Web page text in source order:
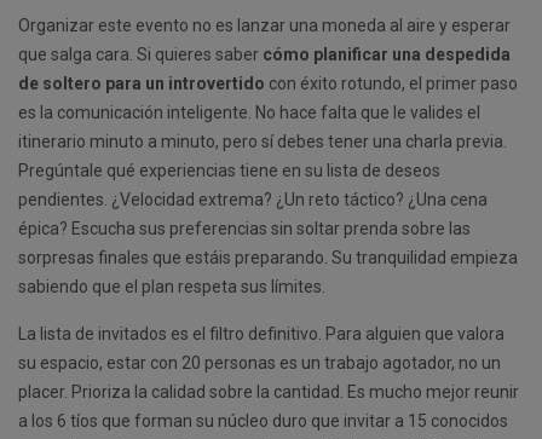
Organizar este evento no es lanzar una moneda al aire y esperar
que salga cara. Si quieres saber cómo planificar una despedida
de soltero para un introvertido con éxito rotundo, el primer paso
es la comunicación inteligente. No hace falta que le valides el
itinerario minuto a minuto, pero sí debes tener una charla previa.
Pregúntale qué experiencias tiene en su lista de deseos
pendientes. ¿Velocidad extrema? ¿Un reto táctico? ¿Una cena
épica? Escucha sus preferencias sin soltar prenda sobre las
sorpresas finales que estáis preparando. Su tranquilidad empieza
sabiendo que el plan respeta sus límites.
La lista de invitados es el filtro definitivo. Para alguien que valora
su espacio, estar con 20 personas es un trabajo agotador, no un
placer. Prioriza la calidad sobre la cantidad. Es mucho mejor reunir
a los 6 tíos que forman su núcleo duro que invitar a 15 conocidos